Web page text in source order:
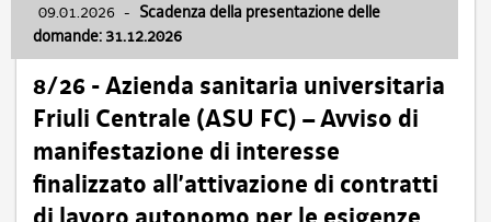
09.01.2026 - Scadenza della presentazione delle
domande: 31.12.2026
8/26 - Azienda sanitaria universitaria
Friuli Centrale (ASU FC) – Avviso di
manifestazione di interesse
finalizzato all’attivazione di contratti